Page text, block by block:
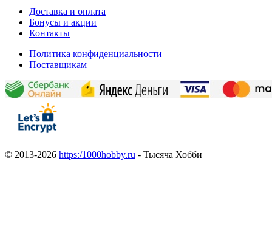
Доставка и оплата
Бонусы и акции
Контакты
Политика конфиденциальности
Поставщикам
© 2013-2026 https:/1000hobby.ru - Тысяча Хобби